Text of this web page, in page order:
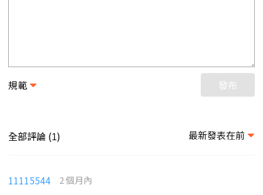
規範 發布
全部評論 (1) 最新發表在前
11115544 2 個月內